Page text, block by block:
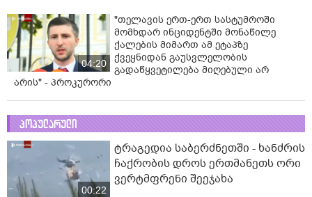
04:20
"თელავის ერთ-ერთ სასტუმროში
მომხდარ ინციდენტში მონაწილე
ქალების მიმართ ამ ეტაპზე
ქვეყნიდან გაუსვლელობის
გადაწყვეტილება მიღებული არ
არის" - პროკურორი
პოპულარული
00:22
ტრაგედია საბერძნეთში - ხანძრის
ჩაქრობის დროს ერთმანეთს ორი
ვერტმფრენი შეეჯახა